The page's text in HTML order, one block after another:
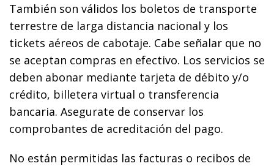
También son válidos los boletos de transporte
terrestre de larga distancia nacional y los
tickets aéreos de cabotaje. Cabe señalar que no
se aceptan compras en efectivo. Los servicios se
deben abonar mediante tarjeta de débito y/o
crédito, billetera virtual o transferencia
bancaria. Asegurate de conservar los
comprobantes de acreditación del pago.
No están permitidas las facturas o recibos de